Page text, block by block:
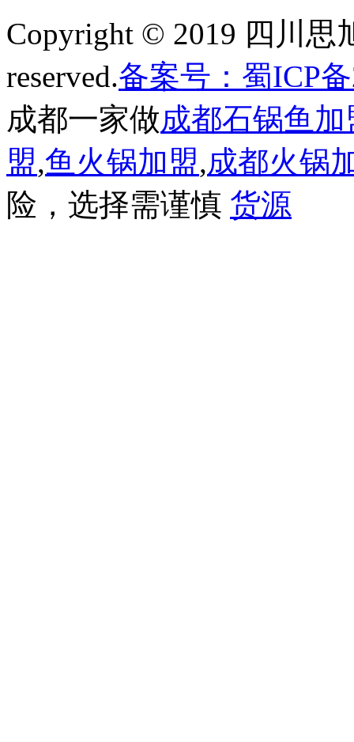
Copyright © 2019 四川
reserved.备案号：蜀ICP
成都一家做成都石锅鱼加
盟,鱼火锅加盟,成都火锅
险，选择需谨慎 货源